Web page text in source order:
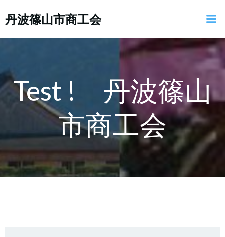
ン
ツ
ス
キ
ッ
プ
丹波篠山市商工会
Test ! 丹波篠山
市商工会